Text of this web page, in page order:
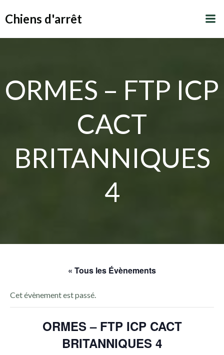
Chiens d'arrêt
ORMES – FTP ICP
CACT
BRITANNIQUES
4
« Tous les Évènements
Cet évènement est passé.
ORMES – FTP ICP CACT
BRITANNIQUES 4